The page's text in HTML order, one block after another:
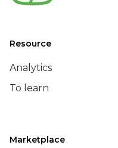
Resource
Analytics
To learn
Marketplace